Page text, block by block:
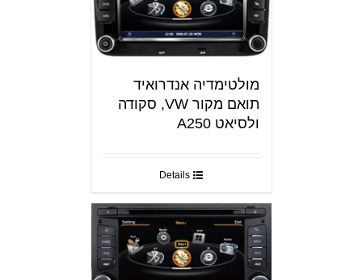
מולטימדיה אנדרואיד
תואם מקור VW, סקודה
ולסיאט A250
Details